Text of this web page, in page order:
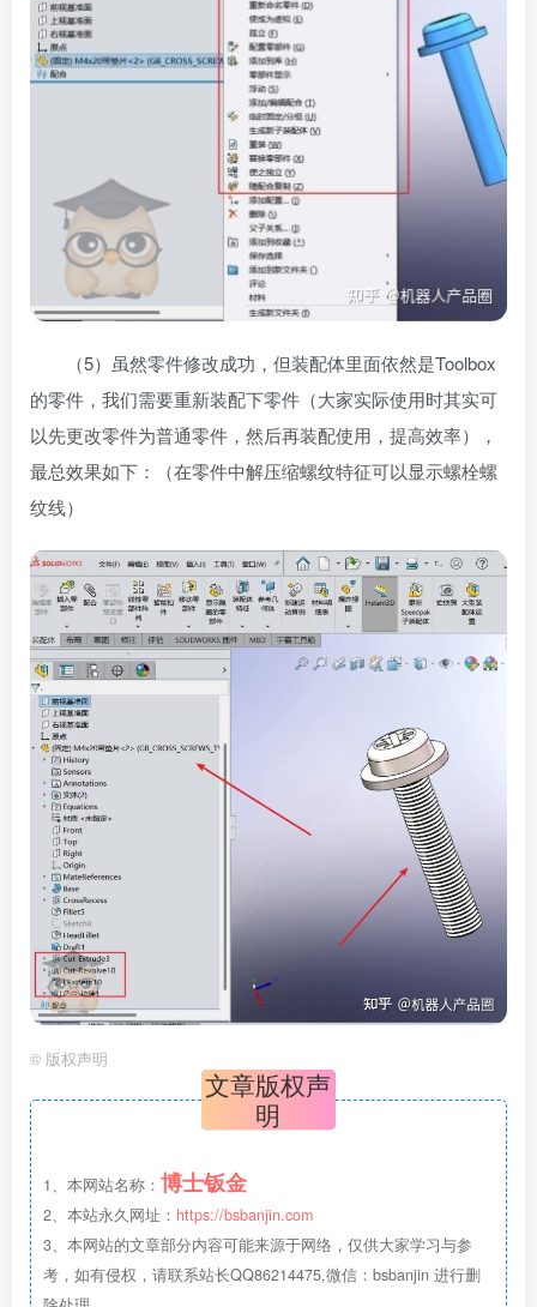
（5）虽然零件修改成功，但装配体里面依然是Toolbox
的零件，我们需要重新装配下零件（大家实际使用时其实可
以先更改零件为普通零件，然后再装配使用，提高效率），
最总效果如下：（在零件中解压缩螺纹特征可以显示螺栓螺
纹线）
© 版权声明
文章版权声
明
1、本网站名称： 博士钣金
2、本站永久网址： https://bsbanjin.com
3、本网站的文章部分内容可能来源于网络，仅供大家学习与参
考，如有侵权，请联系站长QQ86214475,微信：bsbanjin 进行删